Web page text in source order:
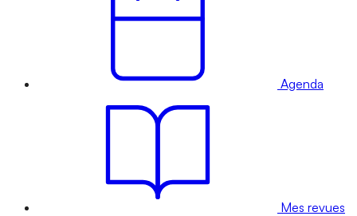
Agenda
Mes revues